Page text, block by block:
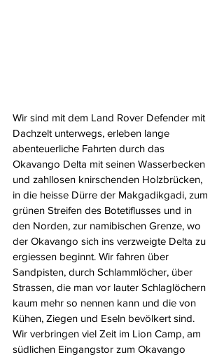
Wir sind mit dem Land Rover Defender mit
Dachzelt unterwegs, erleben lange
abenteuerliche Fahrten durch das
Okavango Delta mit seinen Wasserbecken
und zahllosen knirschenden Holzbrücken,
in die heisse Dürre der Makgadikgadi, zum
grünen Streifen des Botetiflusses und in
den Norden, zur namibischen Grenze, wo
der Okavango sich ins verzweigte Delta zu
ergiessen beginnt. Wir fahren über
Sandpisten, durch Schlammlöcher, über
Strassen, die man vor lauter Schlaglöchern
kaum mehr so nennen kann und die von
Kühen, Ziegen und Eseln bevölkert sind.
Wir verbringen viel Zeit im Lion Camp, am
südlichen Eingangstor zum Okavango